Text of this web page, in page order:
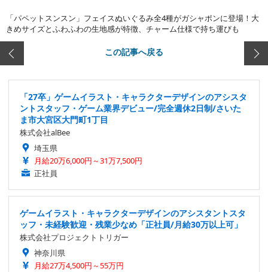
「パペットスンスン」フェイスぬいぐるみ全4種がガシャポンに登場！大
きめサイズとふわふわの生地感が特徴、チャーム仕様で持ち運びも
この記事へ戻る
「27卒」ゲームイラスト・キャラクターデザインのアシスタ
ントスタッフ・ゲーム業界デビュー/完全週休2日制/さいた
ま市大宮区大門町1丁目
株式会社alBee
埼玉県
月給20万6,000円～31万7,500円
正社員
ゲームイラスト・キャラクターデザインのアシスタントスタ
ッフ・未経験歓迎・残業少なめ「正社員/月給30万以上可」
株式会社プロジェクトトリガー
神奈川県
月給27万4,500円～55万円